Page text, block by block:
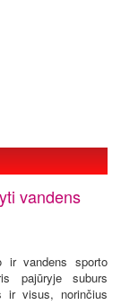
vandens
ir vandens sporto
pajūryje suburs
ir visus, norinčius